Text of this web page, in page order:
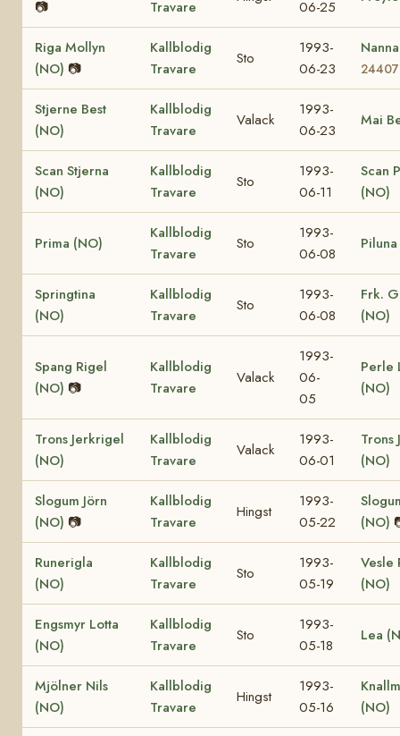
📷 Travare 06-25
Riga Mollyn
(NO) 📷
Kallblodig
Travare
Sto
1993-
06-23
24407
Stjerne Best
(NO)
Kallblodig
Travare
Valack
1993-
06-23
Mai
Scan Stjerna
(NO)
Kallblodig
Travare
Sto
1993-
06-11
Scan
(NO)
Prima (NO)
Kallblodig
Travare
Sto
1993-
06-08
Springtina
(NO)
Kallblodig
Travare
Sto
1993-
06-08
Frk.
(NO)
Spang Rigel
(NO) 📷
Kallblodig
Travare
Valack
1993-
06-
05
Perle
(NO)
Trons Jerkrigel
(NO)
Kallblodig
Travare
Valack
1993-
06-01
Trons
(NO)
Slogum Jörn
(NO) 📷
Kallblodig
Travare
Hingst
1993-
05-22
(NO)
Runerigla
(NO)
Kallblodig
Travare
Sto
1993-
05-19
Vesle
(NO)
Engsmyr Lotta
(NO)
Kallblodig
Travare
Sto
1993-
05-18
Lea
Mjölner Nils
(NO)
Kallblodig
Travare
Hingst
1993-
05-16
(NO)